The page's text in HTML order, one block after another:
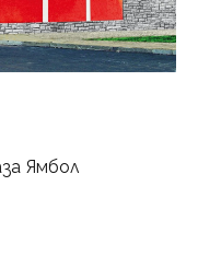
Ямбол